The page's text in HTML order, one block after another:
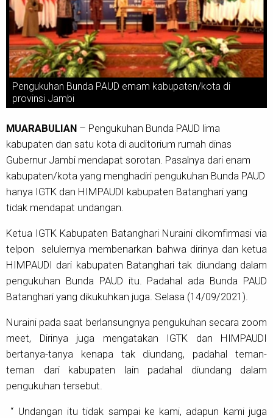
Pengukuhan Bunda PAUD emam kabupaten/kota di
provinsi Jambi
MUARABULIAN – Pengukuhan Bunda PAUD lima
kabupaten dan satu kota di auditorium rumah dinas
Gubernur Jambi mendapat sorotan. Pasalnya dari enam
kabupaten/kota yang menghadiri pengukuhan Bunda PAUD
hanya IGTK dan HIMPAUDI kabupaten Batanghari yang
tidak mendapat undangan.
Ketua IGTK Kabupaten Batanghari Nuraini dikomfirmasi via
telpon selulernya membenarkan bahwa dirinya dan ketua
HIMPAUDI dari kabupaten Batanghari tak diundang dalam
pengukuhan Bunda PAUD itu. Padahal ada Bunda PAUD
Batanghari yang dikukuhkan juga. Selasa (14/09/2021).
Nuraini pada saat berlansungnya pengukuhan secara zoom
meet, Dirinya juga mengatakan IGTK dan HIMPAUDI
bertanya-tanya kenapa tak diundang, padahal teman-
teman dari kabupaten lain padahal diundang dalam
pengukuhan tersebut.
“ Undangan itu tidak sampai ke kami, adapun kami juga